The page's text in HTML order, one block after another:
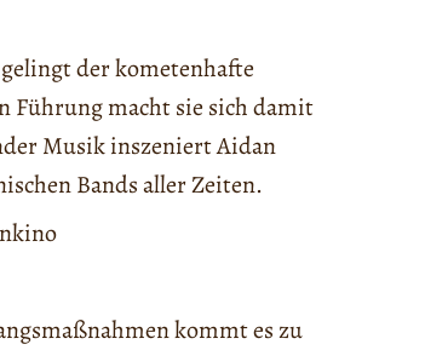
der kometenhafte
Führung macht sie sich damit
Musik inszeniert Aidan
Bands aller Zeiten.
kommt es zu